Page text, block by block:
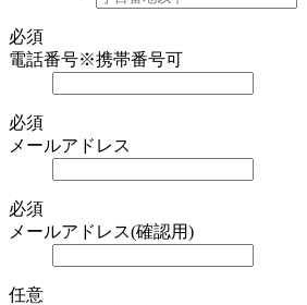
必須
電話番号※携帯番号可
必須
メールアドレス
必須
メールアドレス(確認用)
任意